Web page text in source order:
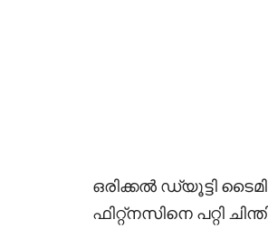
ഒരിക്കൽ ഡ്യൂട്ടി
ഫിറ്റ്നസിനെ പറ്റി